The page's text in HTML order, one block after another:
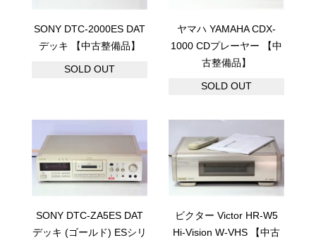
SONY DTC-2000ES DAT
デッキ 【中古整備品】
SOLD OUT
ヤマハ YAMAHA CDX-
1000 CDプレーヤー 【中
古整備品】
SOLD OUT
SONY DTC-ZA5ES DAT
デッキ (ゴールド) ESシリ
ビクター Victor HR-W5
Hi-Vision W-VHS 【中古